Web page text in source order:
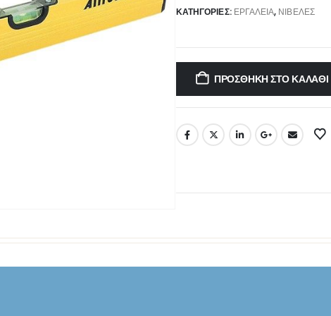
ΚΑΤΗΓΟΡΊΕΣ: ΕΡΓΑΛΕΊΑ, ΝΙΒΈΛΕΣ
ΠΡΟΣΘΉΚΗ ΣΤΟ ΚΑΛΆΘΙ